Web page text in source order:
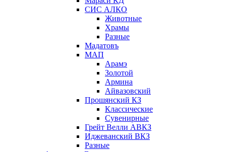
СИС АЛКО
Животные
Храмы
Разные
Мадатовъ
МАП
Арамэ
Золотой
Армина
Айвазовский
Прошянский КЗ
Классические
Сувенирные
Грейт Велли АВКЗ
Иджеванский ВКЗ
Разные